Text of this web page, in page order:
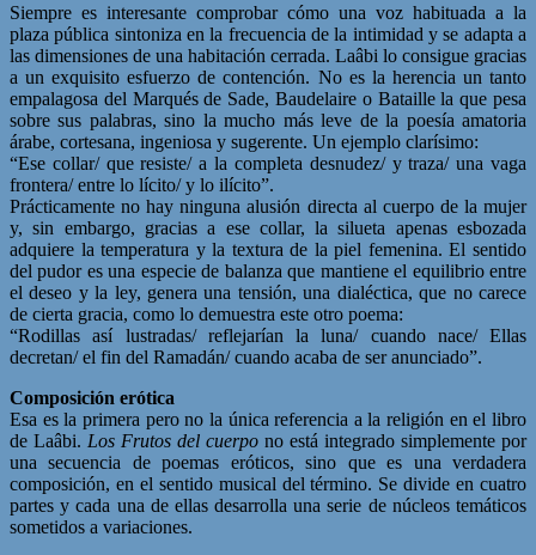
Siempre es interesante comprobar cómo una voz habituada a la
plaza pública sintoniza en la frecuencia de la intimidad y se adapta a
las dimensiones de una habitación cerrada. Laâbi lo consigue gracias
a un exquisito esfuerzo de contención. No es la herencia un tanto
empalagosa del Marqués de Sade, Baudelaire o Bataille la que pesa
sobre sus palabras, sino la mucho más leve de la poesía amatoria
árabe, cortesana, ingeniosa y sugerente. Un ejemplo clarísimo:
“Ese collar/ que resiste/ a la completa desnudez/ y traza/ una vaga
frontera/ entre lo lícito/ y lo ilícito”.
Prácticamente no hay ninguna alusión directa al cuerpo de la mujer
y, sin embargo, gracias a ese collar, la silueta apenas esbozada
adquiere la temperatura y la textura de la piel femenina. El sentido
del pudor es una especie de balanza que mantiene el equilibrio entre
el deseo y la ley, genera una tensión, una dialéctica, que no carece
de cierta gracia, como lo demuestra este otro poema:
“Rodillas así lustradas/ reflejarían la luna/ cuando nace/ Ellas
decretan/ el fin del Ramadán/ cuando acaba de ser anunciado”.
Composición erótica
Esa es la primera pero no la única referencia a la religión en el libro
de Laâbi. Los Frutos del cuerpo no está integrado simplemente por
una secuencia de poemas eróticos, sino que es una verdadera
composición, en el sentido musical del término. Se divide en cuatro
partes y cada una de ellas desarrolla una serie de núcleos temáticos
sometidos a variaciones.